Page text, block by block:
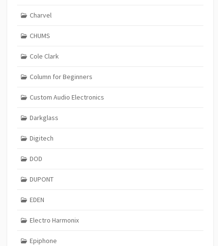
Charvel
CHUMS
Cole Clark
Column for Beginners
Custom Audio Electronics
Darkglass
Digitech
DOD
DUPONT
EDEN
Electro Harmonix
Epiphone